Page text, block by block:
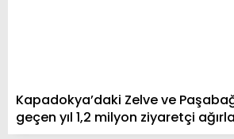
Kapadokya’daki Zelve ve
geçen yıl 1,2 milyon ziyaretçi